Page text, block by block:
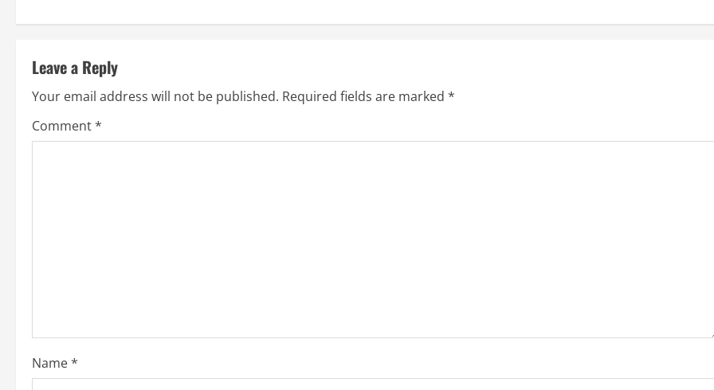
i
n
u
i
n
Leave a Reply
Your email address will not be published. Required fields are marked *
Comment*
Name*